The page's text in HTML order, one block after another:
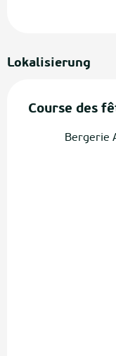
Lokalisierung
Course des
Bergerie